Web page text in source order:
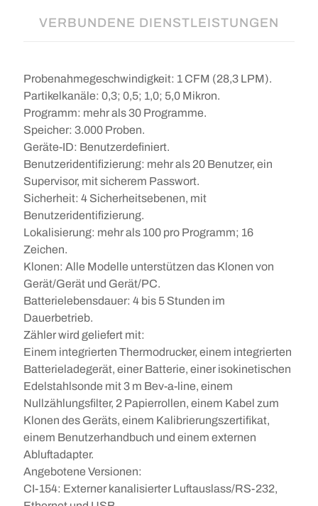
VERBUNDENE DIENSTLEISTUNGEN
Probenahmegeschwindigkeit: 1 CFM (28,3 LPM).
Partikelkanäle: 0,3; 0,5; 1,0; 5,0 Mikron.
Programm: mehr als 30 Programme.
Speicher: 3.000 Proben.
Geräte-ID: Benutzerdefiniert.
Benutzeridentifizierung: mehr als 20 Benutzer, ein
Supervisor, mit sicherem Passwort.
Sicherheit: 4 Sicherheitsebenen, mit
Benutzeridentifizierung.
Lokalisierung: mehr als 100 pro Programm; 16
Zeichen.
Klonen: Alle Modelle unterstützen das Klonen von
Gerät/Gerät und Gerät/PC.
Batterielebensdauer: 4 bis 5 Stunden im
Dauerbetrieb.
Zähler wird geliefert mit:
Einem integrierten Thermodrucker, einem integrierten
Batterieladegerät, einer Batterie, einer isokinetischen
Edelstahlsonde mit 3 m Bev-a-line, einem
Nullzählungsfilter, 2 Papierrollen, einem Kabel zum
Klonen des Geräts, einem Kalibrierungszertifikat,
einem Benutzerhandbuch und einem externen
Abluftadapter.
Angebotene Versionen:
CI-154: Externer kanalisierter Luftauslass/RS-232,